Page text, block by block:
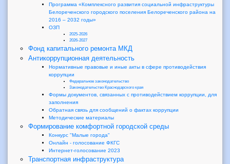
Программа «Комплексного развития социальной инфраструктуры
Белореченского городского поселения Белореченского района на
2016 – 2032 годы»
ОЗП
2025-2026
2026-2027
Фонд капитального ремонта МКД
Антикоррупционная деятельность
Нормативные правовые и иные акты в сфере противодействия
коррупции
Федеральное законодательство
Законодательство Краснодарского края
Формы документов, связанных с противодействием коррупции, для
заполнения
Обратная связь для сообщений о фактах коррупции
Методические материалы
Формирование комфортной городской среды
Конкурс "Малые города"
Онлайн - голосование ФКГС
Интернет-голосование 2023
Транспортная инфраструктура